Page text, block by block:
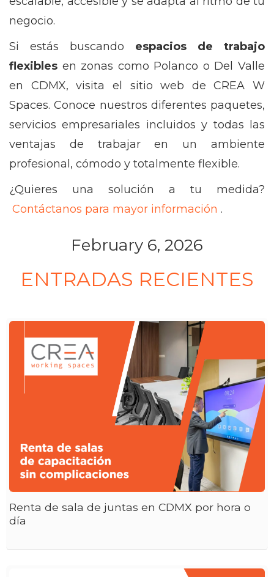
negocio.
Si estás buscando espacios de trabajo
flexibles en zonas como Polanco o Del Valle
en CDMX, visita el sitio web de CREA W
Spaces. Conoce nuestros diferentes paquetes,
servicios empresariales incluidos y todas las
ventajas de trabajar en un ambiente
profesional, cómodo y totalmente flexible.
¿Quieres una solución a tu medida?
Contáctanos para mayor información .
February 6, 2026
ENTRADAS RECIENTES
Renta de sala de juntas en CDMX por hora o
día